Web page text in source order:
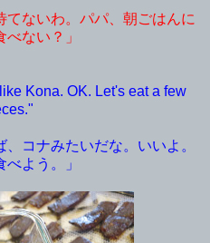
ないわ。パパ、朝ごはんに
ない？」
Kona. OK. Let's eat a few
コナみたいだな。いいよ。
よう。」